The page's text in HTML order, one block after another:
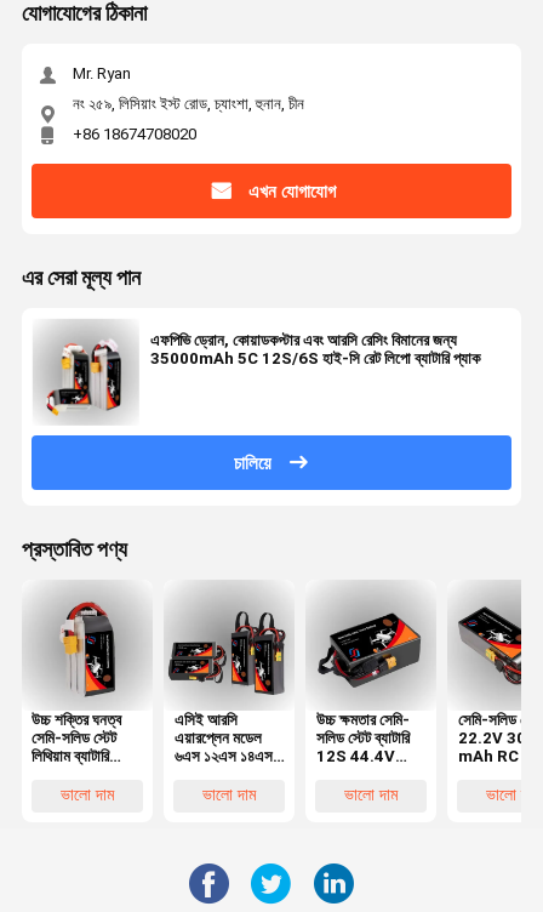
যোগাযোগের ঠিকানা
Mr. Ryan
নং ২৫৯, লিসিয়াং ইস্ট রোড, চ্যাংশা, হুনান, চীন
+86 18674708020
এখন যোগাযোগ
এর সেরা মূল্য পান
এফপিভি ড্রোন, কোয়াডকপ্টার এবং আরসি রেসিং বিমানের জন্য
35000mAh 5C 12S/6S হাই-সি রেট লিপো ব্যাটারি প্যাক
চালিয়ে
প্রস্তাবিত পণ্য
উচ্চ শক্তির ঘনত্ব
সেমি-সলিড স্টেট
লিথিয়াম ব্যাটারি
22000mAh,
ভালো দাম
এসিই আরসি
এয়ারপ্লেন মডেল
৬এস ১২এস ১৪এস
এক্সটি৬০ এক্সটি৯০
ভালো দাম
উচ্চ ক্ষমতার সেমি-
সলিড স্টেট ব্যাটারি
12S 44.4V
ড্রোন ব্যাটারি প্যাক
ভালো দাম
সেমি-সলিড
22.2V
mAh RC
XT60 ড্রোন
ভালো দাম